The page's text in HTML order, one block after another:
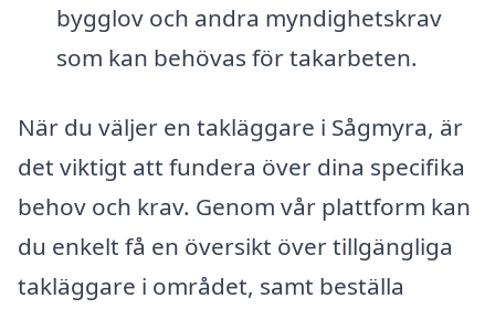
bygglov och andra myndighetskrav
som kan behövas för takarbeten.
När du väljer en takläggare i Sågmyra, är
det viktigt att fundera över dina specifika
behov och krav. Genom vår plattform kan
du enkelt få en översikt över tillgängliga
takläggare i området, samt beställa